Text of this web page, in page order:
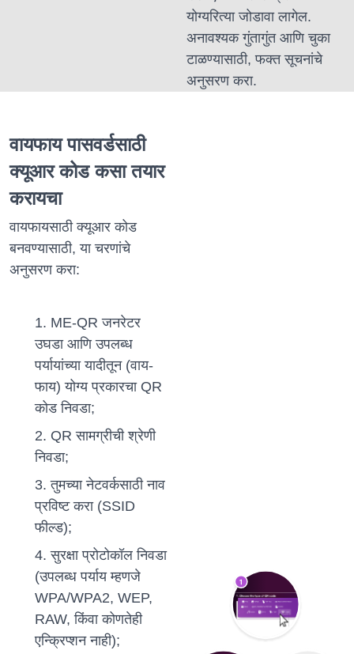
योग्यरित्या जोडावा लागेल.
अनावश्यक गुंतागुंत आणि चुका
टाळण्यासाठी, फक्त सूचनांचे
अनुसरण करा.
वायफाय पासवर्डसाठी
क्यूआर कोड कसा तयार
करायचा
वायफायसाठी क्यूआर कोड
बनवण्यासाठी, या चरणांचे
अनुसरण करा:
ME-QR जनरेटर
उघडा आणि उपलब्ध
पर्यायांच्या यादीतून (वाय-
फाय) योग्य प्रकारचा QR
कोड निवडा;
QR सामग्रीची श्रेणी
निवडा;
तुमच्या नेटवर्कसाठी नाव
प्रविष्ट करा (SSID
फील्ड);
सुरक्षा प्रोटोकॉल निवडा
(उपलब्ध पर्याय म्हणजे
WPA/WPA2, WEP,
RAW, किंवा कोणतेही
एन्क्रिप्शन नाही);